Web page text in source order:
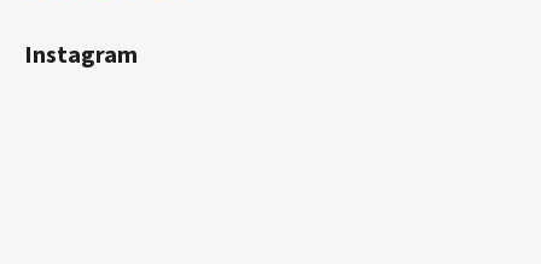
Instagram